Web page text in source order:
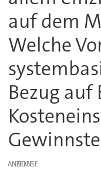
auf dem
Welche
Bezug auf
ANZEIGE